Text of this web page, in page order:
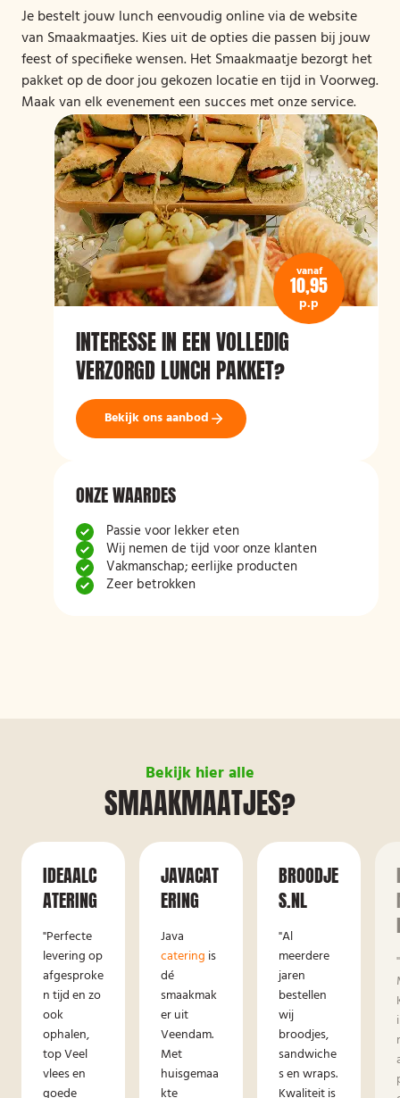
Je bestelt jouw lunch eenvoudig online via de website
van Smaakmaatjes. Kies uit de opties die passen bij jouw
feest of specifieke wensen. Het Smaakmaatje bezorgt het
pakket op de door jou gekozen locatie en tijd in Voorweg.
Maak van elk evenement een succes met onze service.
vanaf
10,95
p.p
INTERESSE IN EEN VOLLEDIG
VERZORGD LUNCH PAKKET?
Bekijk ons aanbod
ONZE WAARDES
Passie voor lekker eten
Wij nemen de tijd voor onze klanten
Vakmanschap; eerlijke producten
Zeer betrokken
Bekijk hier alle
SMAAKMAATJES?
IDEAALC
ATERING
"Perfecte
levering op
afgesproke
n tijd en zo
ook
ophalen,
top Veel
vlees en
JAVACAT
ERING
Java
catering is
dé
smaakmak
er uit
Veendam.
Met
huisgemaa
BROODJE
S.NL
"Al
meerdere
jaren
bestellen
wij
broodjes,
sandwiche
s en wraps.